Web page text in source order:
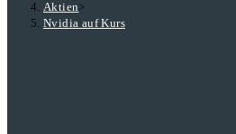
Aktien>
Nvidia auf Kurs